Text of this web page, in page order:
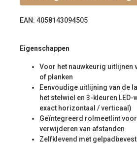
EAN: 4058143094505
Eigenschappen
Voor het nauwkeurig uitlijnen
of planken
Eenvoudige uitlijning van de
het stelwiel en 3-kleuren
exact horizontaal / verticaal)
Geïntegreerd rolmeetlint
verwijderen van afstanden
Zelfklevend met